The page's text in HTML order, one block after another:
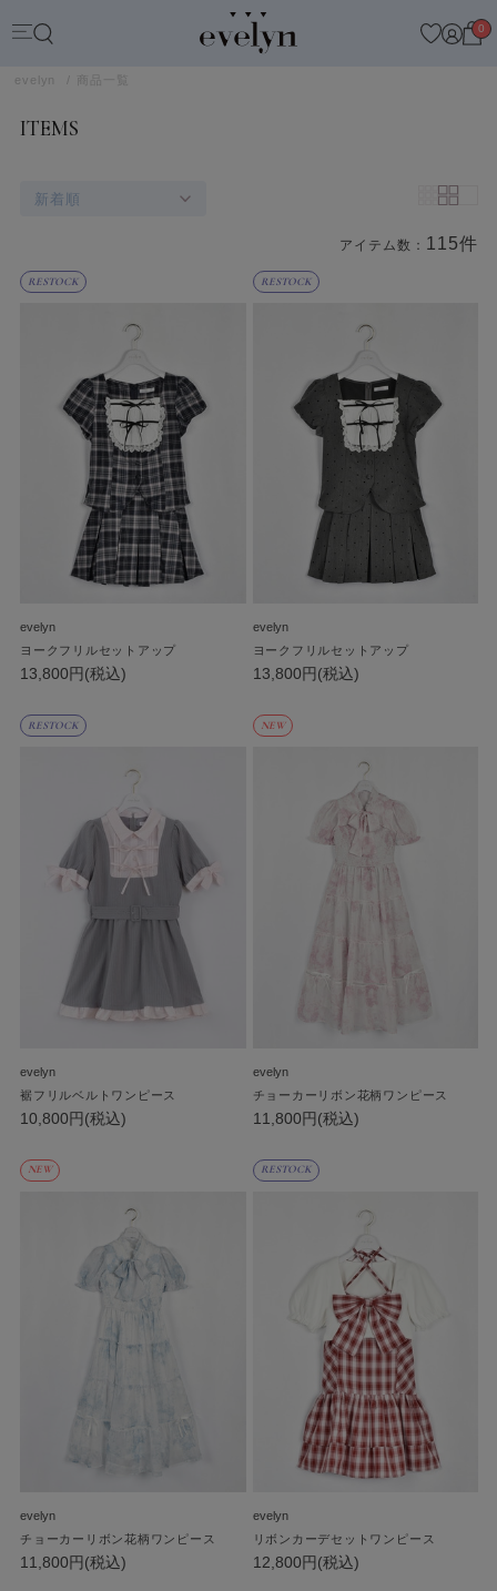
0
evelyn 商品一覧
ITEMS
新着順
アイテム数： 115件
商品一覧
RESTOCK
evelyn
ヨークフリルセットアップ
13,800円(税込)
RESTOCK
evelyn
ヨークフリルセットアップ
13,800円(税込)
RESTOCK
evelyn
裾フリルベルトワンピース
10,800円(税込)
NEW
evelyn
チョーカーリボン花柄ワンピース
11,800円(税込)
NEW
evelyn
チョーカーリボン花柄ワンピース
11,800円(税込)
RESTOCK
evelyn
リボンカーデセットワンピース
12,800円(税込)